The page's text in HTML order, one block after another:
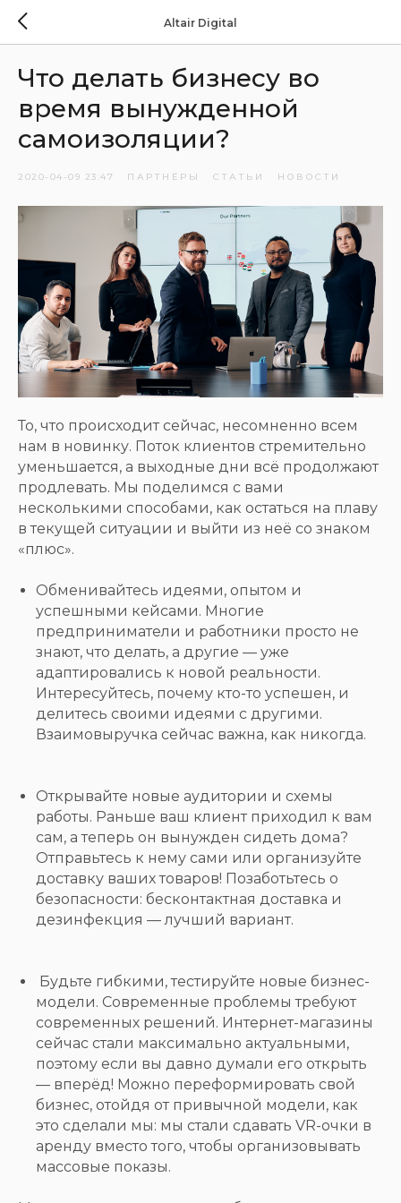
Altair Digital
Что делать бизнесу во
время вынужденной
самоизоляции?
2020-04-09 23:47 ПАРТНЁРЫ СТАТЬИ НОВОСТИ
То, что происходит сейчас, несомненно всем
нам в новинку. Поток клиентов стремительно
уменьшается, а выходные дни всё продолжают
продлевать. Мы поделимся с вами
несколькими способами, как остаться на плаву
в текущей ситуации и выйти из неё со знаком
«плюс».
Обменивайтесь идеями, опытом и
успешными кейсами. Многие
предприниматели и работники просто не
знают, что делать, а другие — уже
адаптировались к новой реальности.
Интересуйтесь, почему кто-то успешен, и
делитесь своими идеями с другими.
Взаимовыручка сейчас важна, как никогда.
Открывайте новые аудитории и схемы
работы. Раньше ваш клиент приходил к вам
сам, а теперь он вынужден сидеть дома?
Отправьтесь к нему сами или организуйте
доставку ваших товаров! Позаботьтесь о
безопасности: бесконтактная доставка и
дезинфекция — лучший вариант.
Будьте гибкими, тестируйте новые бизнес-
модели. Современные проблемы требуют
современных решений. Интернет-магазины
сейчас стали максимально актуальными,
поэтому если вы давно думали его открыть
— вперёд! Можно переформировать свой
бизнес, отойдя от привычной модели, как
это сделали мы: мы стали сдавать VR-очки в
аренду вместо того, чтобы организовывать
массовые показы.